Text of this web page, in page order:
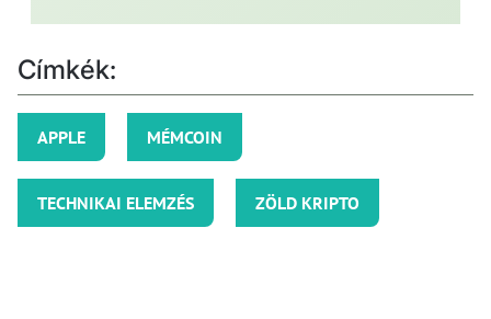
Címkék:
APPLE MÉMCOIN
TECHNIKAI ELEMZÉS ZÖLD KRIPTO